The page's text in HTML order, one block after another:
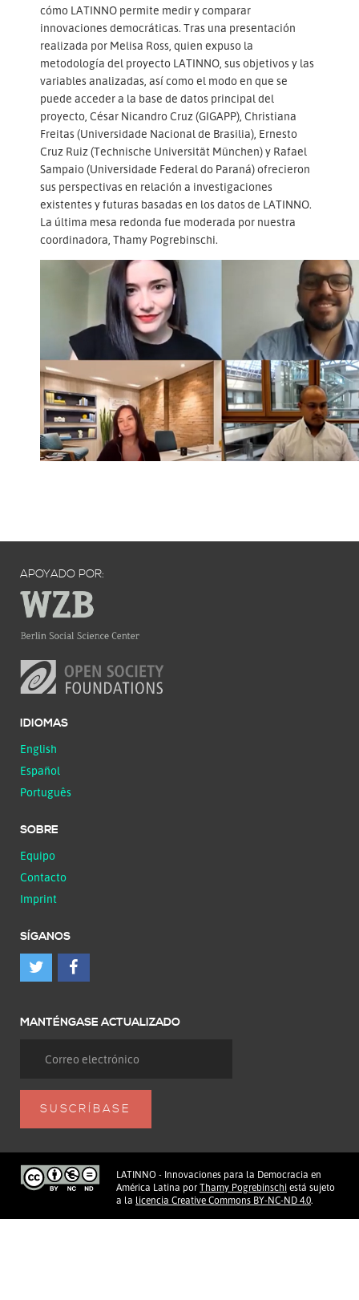
cómo LATINNO permite medir y comparar
innovaciones democráticas. Tras una presentación
realizada por Melisa Ross, quien expuso la
metodología del proyecto LATINNO, sus objetivos y las
variables analizadas, así como el modo en que se
puede acceder a la base de datos principal del
proyecto, César Nicandro Cruz (GIGAPP), Christiana
Freitas (Universidade Nacional de Brasilia), Ernesto
Cruz Ruiz (Technische Universität München) y Rafael
Sampaio (Universidade Federal do Paraná) ofrecieron
sus perspectivas en relación a investigaciones
existentes y futuras basadas en los datos de LATINNO.
La última mesa redonda fue moderada por nuestra
coordinadora, Thamy Pogrebinschi.
APOYADO POR:
IDIOMAS
English
Español
Português
SOBRE
Equipo
Contacto
Imprint
SÍGANOS
MANTÉNGASE ACTUALIZADO
LATINNO - Innovaciones para la Democracia en
América Latina por Thamy Pogrebinschi está sujeto
a la licencia Creative Commons BY-NC-ND 4.0.